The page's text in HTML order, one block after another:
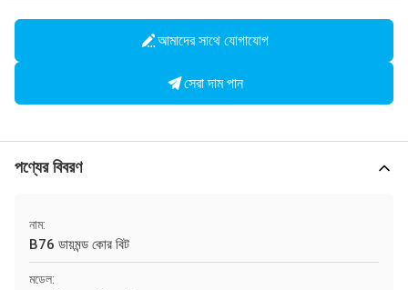
আমাদের সাথে যোগাযোগ
সেরা দাম পান
পণ্যের বিবরণ
নাম:
B76 ডায়মন্ড কোর বিট
মডেল: